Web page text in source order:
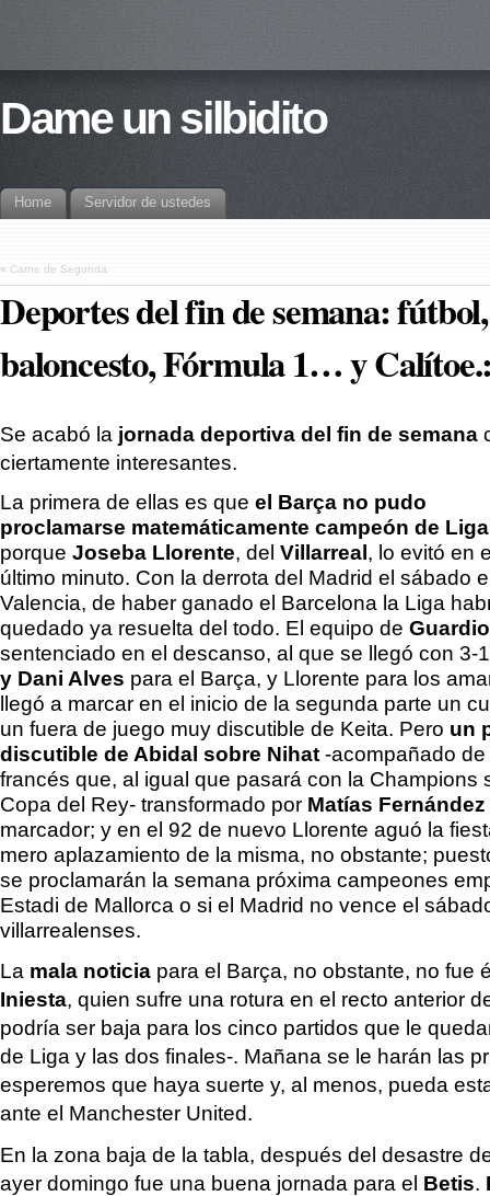
Dame un silbidito
Home Servidor de ustedes
« Carne de Segunda
Deportes del fin de semana:
baloncesto, Fórmula 1… y
Se acabó la jornada deportiva del fin de semana
ciertamente interesantes.
La primera de ellas es que el Barça no pudo
proclamarse matemáticamente campeón de Liga
porque Joseba Llorente, del Villarreal, lo evitó en
último minuto. Con la derrota del Madrid el sábado
Valencia, de haber ganado el Barcelona la Liga
quedado ya resuelta del todo. El equipo de
sentenciado en el descanso, al que se llegó con 3-
y Dani Alves para el Barça, y Llorente para los
llegó a marcar en el inicio de la segunda parte un
un fuera de juego muy discutible de Keita. Pero un
discutible de Abidal sobre Nihat -acompañado
francés que, al igual que pasará con la Champions
Copa del Rey- transformado por Matías Fernández
marcador; y en el 92 de nuevo Llorente aguó la
mero aplazamiento de la misma, no obstante;
se proclamarán la semana próxima campeones
Estadi de Mallorca o si el Madrid no vence el
villarrealenses.
La mala noticia para el Barça, no obstante, no fue
Iniesta, quien sufre una rotura en el recto anterior
podría ser baja para los cinco partidos que le
de Liga y las dos finales-. Mañana se le harán las
esperemos que haya suerte y, al menos, pueda
ante el Manchester United.
En la zona baja de la tabla, después del desastre
ayer domingo fue una buena jornada para el Betis.